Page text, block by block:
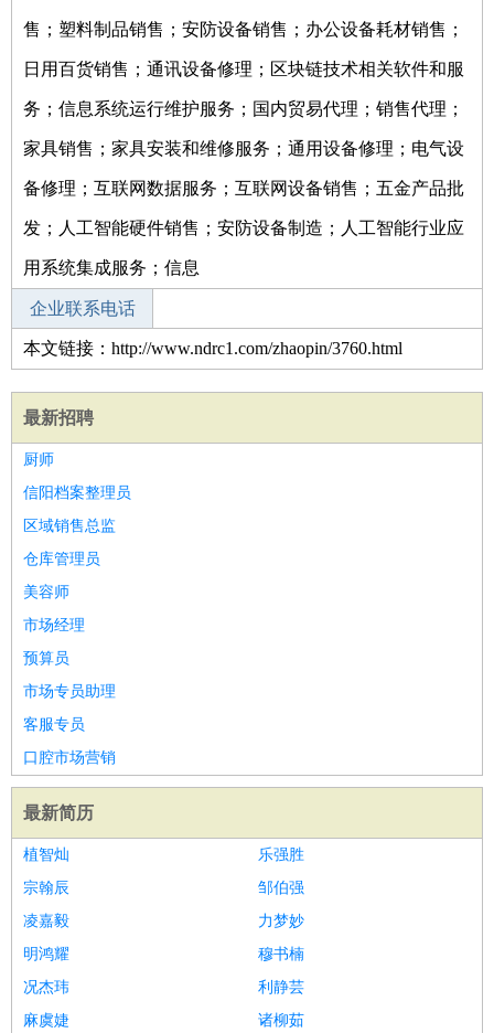
售；塑料制品销售；安防设备销售；办公设备耗材销售；
日用百货销售；通讯设备修理；区块链技术相关软件和服
务；信息系统运行维护服务；国内贸易代理；销售代理；
家具销售；家具安装和维修服务；通用设备修理；电气设
备修理；互联网数据服务；互联网设备销售；五金产品批
发；人工智能硬件销售；安防设备制造；人工智能行业应
用系统集成服务；信息
企业联系电话
本文链接：http://www.ndrc1.com/zhaopin/3760.html
最新招聘
厨师
信阳档案整理员
区域销售总监
仓库管理员
美容师
市场经理
预算员
市场专员助理
客服专员
口腔市场营销
最新简历
植智灿
乐强胜
宗翰辰
邹伯强
凌嘉毅
力梦妙
明鸿耀
穆书楠
况杰玮
利静芸
麻虞婕
诸柳茹